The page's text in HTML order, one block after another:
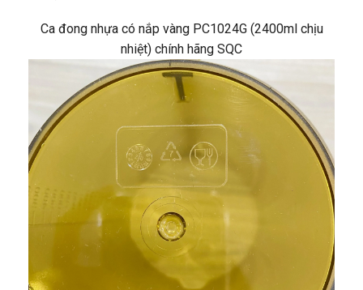
Ca đong nhựa có nắp vàng PC1024G (2400ml chịu
nhiệt) chính hãng SQC